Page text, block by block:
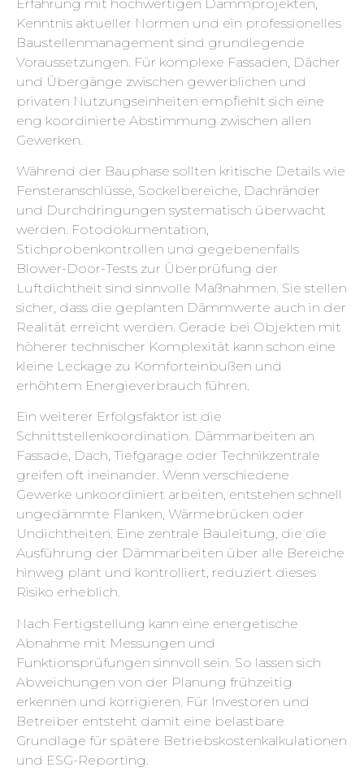
Erfahrung mit hochwertigen Dämmprojekten,
Kenntnis aktueller Normen und ein professionelles
Baustellenmanagement sind grundlegende
Voraussetzungen. Für komplexe Fassaden, Dächer
und Übergänge zwischen gewerblichen und
privaten Nutzungseinheiten empfiehlt sich eine
eng koordinierte Abstimmung zwischen allen
Gewerken.
Während der Bauphase sollten kritische Details wie
Fensteranschlüsse, Sockelbereiche, Dachränder
und Durchdringungen systematisch überwacht
werden. Fotodokumentation,
Stichprobenkontrollen und gegebenenfalls
Blower-Door-Tests zur Überprüfung der
Luftdichtheit sind sinnvolle Maßnahmen. Sie stellen
sicher, dass die geplanten Dämmwerte auch in der
Realität erreicht werden. Gerade bei Objekten mit
höherer technischer Komplexität kann schon eine
kleine Leckage zu Komforteinbußen und
erhöhtem Energieverbrauch führen.
Ein weiterer Erfolgsfaktor ist die
Schnittstellenkoordination. Dämmarbeiten an
Fassade, Dach, Tiefgarage oder Technikzentrale
greifen oft ineinander. Wenn verschiedene
Gewerke unkoordiniert arbeiten, entstehen schnell
ungedämmte Flanken, Wärmebrücken oder
Undichtheiten. Eine zentrale Bauleitung, die die
Ausführung der Dämmarbeiten über alle Bereiche
hinweg plant und kontrolliert, reduziert dieses
Risiko erheblich.
Nach Fertigstellung kann eine energetische
Abnahme mit Messungen und
Funktionsprüfungen sinnvoll sein. So lassen sich
Abweichungen von der Planung frühzeitig
erkennen und korrigieren. Für Investoren und
Betreiber entsteht damit eine belastbare
Grundlage für spätere Betriebskostenkalkulationen
und ESG-Reporting.